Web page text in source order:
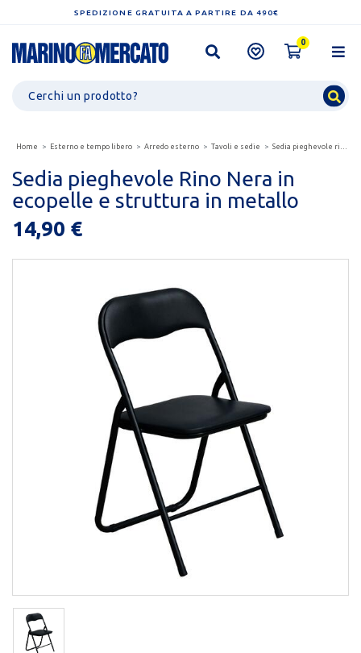
SPEDIZIONE GRATUITA A PARTIRE DA 490€
0
Home Esterno e tempo libero Arredo esterno Tavoli e sedie Sedia pieghevole rino nera in ecopelle e struttura...
Sedia pieghevole Rino Nera in
ecopelle e struttura in metallo
14,90 €